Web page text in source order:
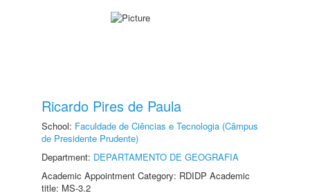
Ricardo Pires de Paula
School: Faculdade de Ciências e Tecnologia (Câmpus
de Presidente Prudente)
Department: DEPARTAMENTO DE GEOGRAFIA
Academic Appointment Category: RDIDP Academic
title: MS-3.2